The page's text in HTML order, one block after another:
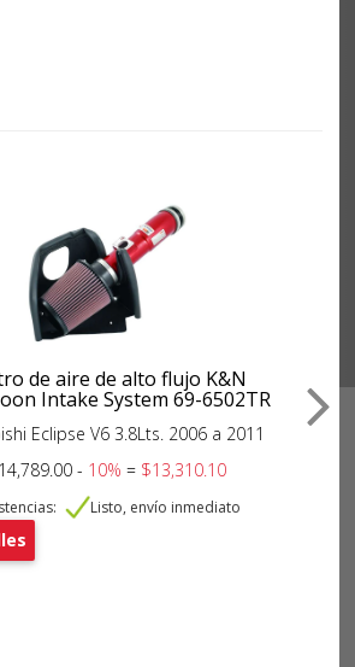
de aire de alto flujo K&N
Intake System 69-6502TR
Eclipse V6 3.8Lts. 2006 a 2011
- 10% = $13,310.10
Listo, envío inmediato